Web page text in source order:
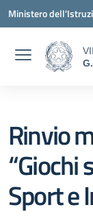
Ministero
Rinvio
“Giochi
Sport e